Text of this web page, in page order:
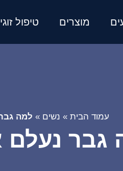
מוצרים טיפול זוגי
עמוד הבית » נשים » למה
גבר נעלם